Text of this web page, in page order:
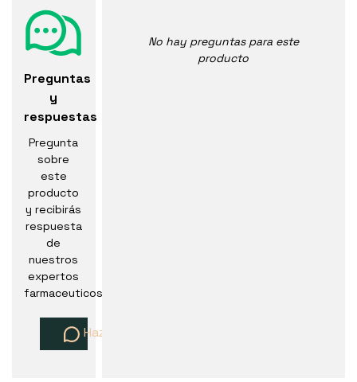
Preguntas
y
respuestas
Pregunta
sobre
este
producto
y recibirás
respuesta
de
nuestros
expertos
farmaceuticos
Haz una pregunta
No hay preguntas para este
producto